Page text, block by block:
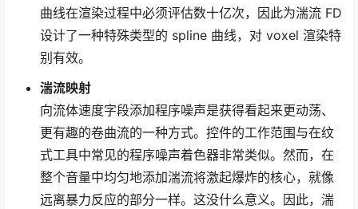
曲线在渲染过程中必须评估数十亿次，因此为湍流 FD
设计了一种特殊类型的 spline 曲线，对 voxel 渲染特
别有效。
湍流映射
向流体速度字段添加程序噪声是获得看起来更动荡、
更有趣的卷曲流的一种方式。控件的工作范围与在纹
式工具中常见的程序噪声着色器非常类似。然而，在
整个音量中均匀地添加湍流将激起爆炸的核心，就像
远离暴力反应的部分一样。这没什么意义。因此，湍